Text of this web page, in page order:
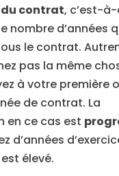
du contrat, c’est-
nombre d’années
le contrat.
pas la même
à votre première
de contrat. La
en ce cas est
d’années
élevé.